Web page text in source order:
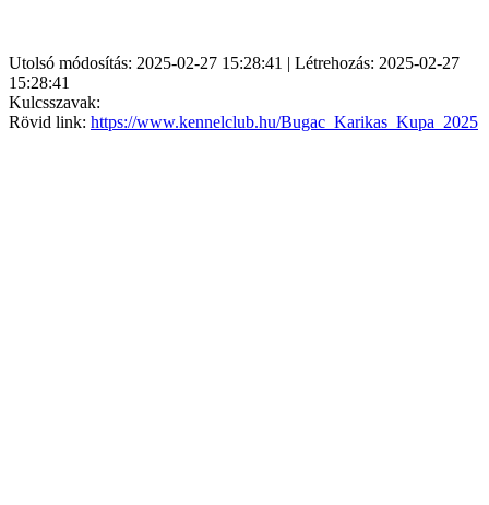
Utolsó módosítás: 2025-02-27 15:28:41 | Létrehozás: 2025-02-27
15:28:41
Kulcsszavak:
Rövid link: https://www.kennelclub.hu/Bugac_Karikas_Kupa_2025